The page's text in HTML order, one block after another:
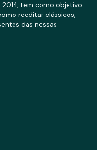
tem como objetivo
reeditar clássicos,
das nossas